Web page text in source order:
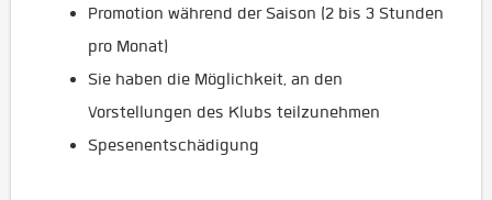
Promotion während der Saison (2 bis 3 Stunden
pro Monat)
Sie haben die Möglichkeit, an den
Vorstellungen des Klubs teilzunehmen
Spesenentschädigung